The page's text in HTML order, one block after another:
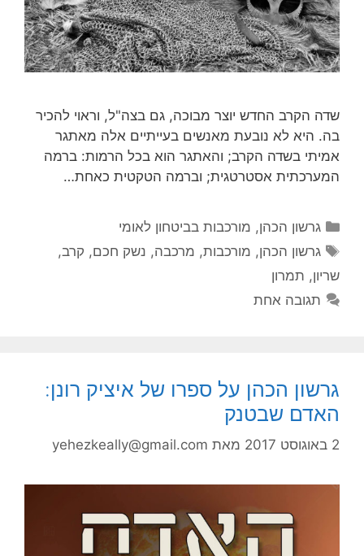
שדה הקרב החדש יוצר מבוכה, גם בצה"ל, וראוי להכיר
בה. היא לא נובעת מאנשים בעייתיים אלה מאתגר
אמיתי בשדה הקרב; והאתגר הוא בכל הרמות: ברמה
המערכתית אסטרטגית; וברמה הטקטית כאחת…
קטגוריות
גרשון הכהן, מורכבות בביטחון לאומי
תגיות
גרשון הכהן, מורכבות, מרכבה, נשק חכם, קרב,
שריון, תמרון
תגובה אחת
גרשון הכהן על ספרו של איציק רונן:
האדם שבטנק
2 באוגוסט 2017 מאת yehezkeally@gmail.com